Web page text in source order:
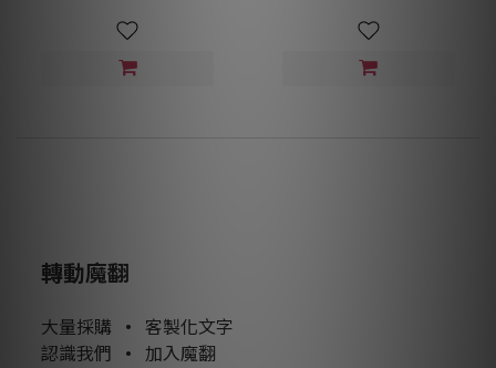
轉動魔翻
大量採購 •
客製化文字
認識我們 •
加入魔翻